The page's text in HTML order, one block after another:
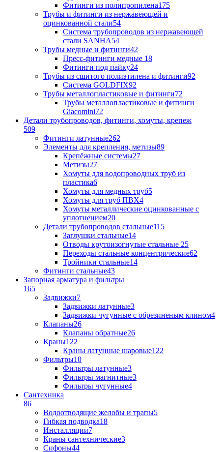
Фитинги из полипропилена175
Трубы и фитинги из нержавеющей и
оцинкованной стали54
Система трубопроводов из нержавеющей
стали SANHA54
Трубы медные и фитинги42
Пресс-фитинги медные 18
Фитинги под пайку24
Трубы из сшитого полиэтилена и фитинги92
Система GOLDFIX92
Трубы металлопластиковые и фитинги72
Трубы металлопластиковые и фитинги
Giacomini72
Детали трубопроводов, фитинги, хомуты, крепеж
509
Фитинги латунные262
Элементы для крепления, метизы89
Крепёжные системы27
Метизы27
Хомуты для водопроводных труб из
пластика6
Хомуты для медных труб5
Хомуты для труб ПВХ4
Хомуты металлические оцинкованные с
уплотнением20
Детали трубопроводов стальные115
Заглушки стальные14
Отводы крутоизогнутые стальные 25
Переходы стальные концентрические62
Тройники стальные14
Фитинги стальные43
Запорная арматура и фильтры
165
Задвижки7
Задвижки латунные3
Задвижки чугунные с обрезиненым клином4
Клапаны26
Клапаны обратные26
Краны122
Краны латунные шаровые122
Фильтры10
Фильтры латунные3
Фильтры магнитные3
Фильтры чугунные4
Сантехника
86
Водоотводящие желобы и трапы5
Гибкая подводка18
Инсталляции7
Краны сантехнические3
Сифоны44